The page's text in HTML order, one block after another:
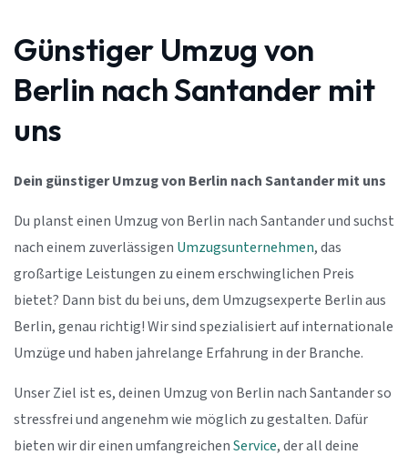
Günstiger Umzug von
Berlin nach Santander mit
uns
Dein günstiger Umzug von Berlin nach Santander mit uns
Du planst einen Umzug von Berlin nach Santander und suchst
nach einem zuverlässigen Umzugsunternehmen, das
großartige Leistungen zu einem erschwinglichen Preis
bietet? Dann bist du bei uns, dem Umzugsexperte Berlin aus
Berlin, genau richtig! Wir sind spezialisiert auf internationale
Umzüge und haben jahrelange Erfahrung in der Branche.
Unser Ziel ist es, deinen Umzug von Berlin nach Santander so
stressfrei und angenehm wie möglich zu gestalten. Dafür
bieten wir dir einen umfangreichenService, der all deine